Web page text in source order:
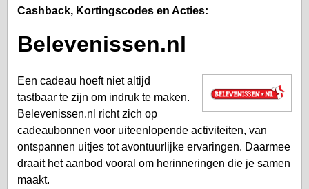
Cashback, Kortingscodes en Acties:
Belevenissen.nl
Een cadeau hoeft niet altijd
tastbaar te zijn om indruk te maken.
Belevenissen.nl richt zich op
cadeaubonnen voor uiteenlopende activiteiten, van
ontspannen uitjes tot avontuurlijke ervaringen. Daarmee
draait het aanbod vooral om herinneringen die je samen
maakt.